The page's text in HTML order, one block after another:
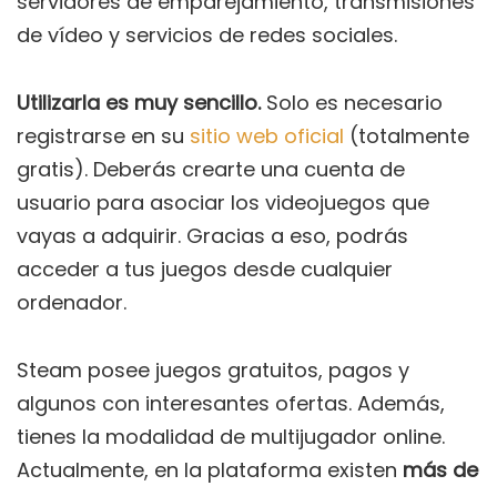
de vídeo y servicios de redes sociales.
Utilizarla es muy sencillo. Solo es necesario
registrarse en su sitio web oficial (totalmente
gratis). Deberás crearte una cuenta de
usuario para asociar los videojuegos que
vayas a adquirir. Gracias a eso, podrás
acceder a tus juegos desde cualquier
ordenador.
Steam posee juegos gratuitos, pagos y
algunos con interesantes ofertas. Además,
tienes la modalidad de multijugador online.
Actualmente, en la plataforma existen más de